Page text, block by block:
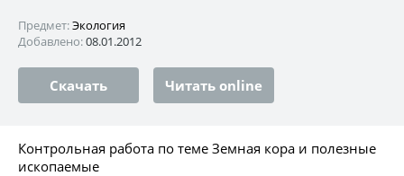
Предмет:Экология
Добавлено:08.01.2012
Скачать Читать online
Контрольная работа по теме Земная кора и полезные
ископаемые